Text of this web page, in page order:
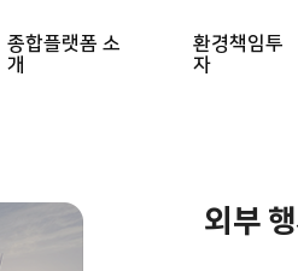
종합플랫폼 소
개
환경책임투
자
외부